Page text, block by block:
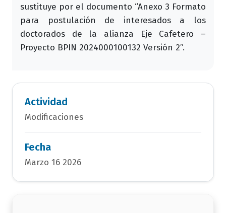
sustituye por el documento “Anexo 3 Formato
para postulación de interesados a los
doctorados de la alianza Eje Cafetero –
Proyecto BPIN 2024000100132 Versión 2”.
Actividad
Modificaciones
Fecha
Marzo 16 2026